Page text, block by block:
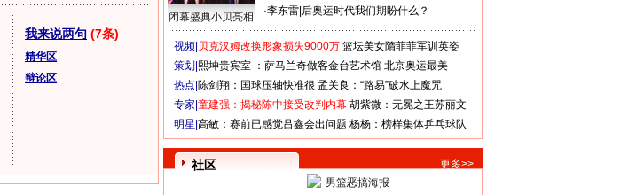
我来说两句 (7条)
精华区
辩论区
闭幕盛典小贝亮相
·李东雷 后奥运时代我们期盼什么？
视频| 贝克汉姆改换形象损失9000万 篮坛美女隋菲菲军训英姿
策划| 熙坤贵宾室 ：萨马兰奇做客金台艺术馆 北京奥运最美
热点| 陈剑翔：国球压轴快准很 孟关良：“路易”破水上魔咒
专家| 童建强：揭秘陈中接受改判内幕 胡紫微：无冕之王苏丽文
明星| 高敏：赛前已感觉吕鑫会出问题 杨杨：榜样集体乒乓球队
社区 更多>>